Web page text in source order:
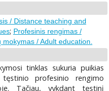
/ Distance teaching and
; Profesinis rengimas /
mokymas / Adult education.
tinklas sukuria puikias
profesinio rengimo
Tačiau, vykdant tęstinį